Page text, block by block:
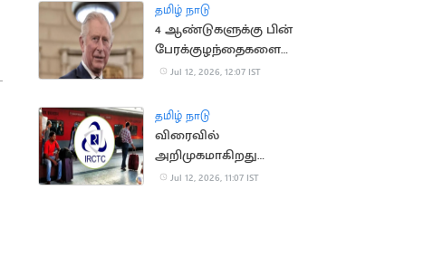
தமிழ் நாடு
4 ஆண்டுகளுக்கு பின்
பேரக்குழந்தைகளை
சந்தித்த இங்கிலாந்து
Jul 12, 2026, 12:07 IST
தமிழ் நாடு
விரைவில்
அறிமுகமாகிறது
மேம்படுத்தப்பட்ட புதிய
Jul 12, 2026, 11:07 IST